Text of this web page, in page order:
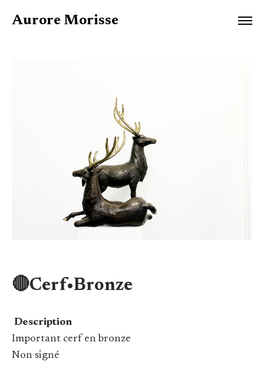
Aurore Morisse
🔴Cerf•Bronze
Description
Important cerf en bronze
Non signé